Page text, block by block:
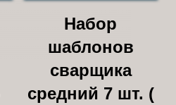
Набор
шаблонов
сварщика
средний 7 шт. (